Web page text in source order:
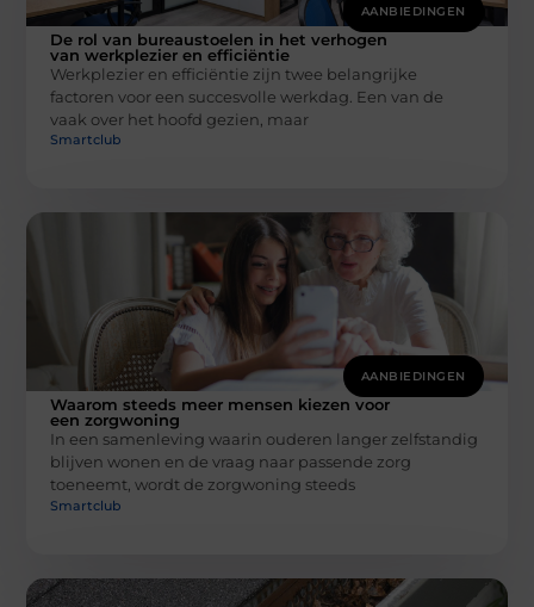
AANBIEDINGEN
De rol van bureaustoelen in het verhogen
van werkplezier en efficiëntie
Werkplezier en efficiëntie zijn twee belangrijke
factoren voor een succesvolle werkdag. Een van de
vaak over het hoofd gezien, maar
Smartclub
AANBIEDINGEN
Waarom steeds meer mensen kiezen voor
een zorgwoning
In een samenleving waarin ouderen langer zelfstandig
blijven wonen en de vraag naar passende zorg
toeneemt, wordt de zorgwoning steeds
Smartclub